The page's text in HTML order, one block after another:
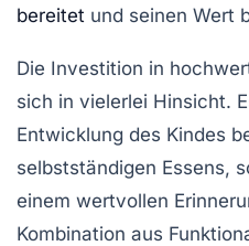
bereitet und seinen Wert
Die Investition in
sich in vielerlei Hinsicht.
Entwicklung des Kindes
selbstständigen Essens,
einem wertvollen
Kombination aus